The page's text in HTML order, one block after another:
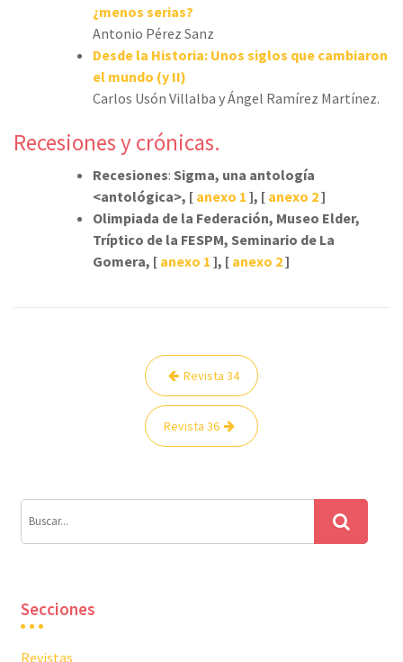
¿menos serias?
Antonio Pérez Sanz
Desde la Historia: Unos siglos que cambiaron
el mundo (y II)
Carlos Usón Villalba y Ángel Ramírez Martínez.
Recesiones y crónicas.
Recesiones: Sigma, una antología
<antológica>, [ anexo 1 ], [ anexo 2]
Olimpiada de la Federación, Museo Elder,
Tríptico de la FESPM, Seminario de La
Gomera, [ anexo 1 ], [ anexo 2]
Revista 34
Revista 36
Secciones
Revistas